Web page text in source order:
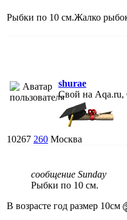
Рыбки по 10 см.Жалко
shurae
Свой на Aqa.ru,
10267 260 Москва
сообщение Sunday
Рыбки по 10 см.
В возрасте год размер 10см